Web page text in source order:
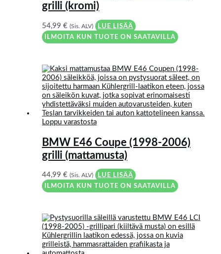
grilli (kromi)
54,99€ (Sis. ALV)
LUE LISÄÄ
ILMOITA KUN TUOTE ON SAATAVILLA
Loppu varastosta
BMW E46 Coupe (1998-2006)
grilli (mattamusta)
44,99€ (Sis. ALV)
LUE LISÄÄ
ILMOITA KUN TUOTE ON SAATAVILLA